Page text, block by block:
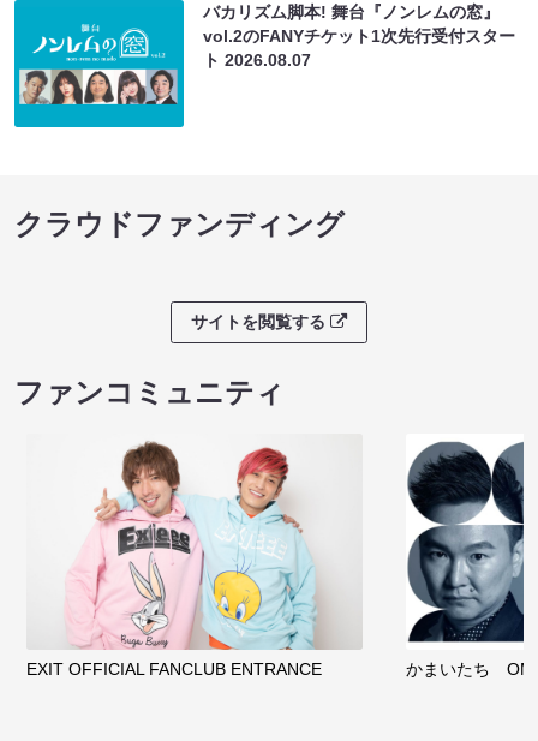
バカリズム脚本! 舞台『ノンレムの窓』
vol.2のFANYチケット1次先行受付スター
ト2026.08.07
クラウドファンディング
サイトを閲覧する
ファンコミュニティ
EXIT OFFICIAL FANCLUB ENTRANCE かまいたち